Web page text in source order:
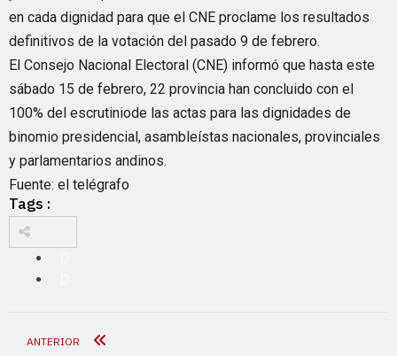
en cada dignidad para que el CNE proclame los resultados
definitivos de la votación del pasado 9 de febrero.
El Consejo Nacional Electoral (CNE) informó que hasta este
sábado 15 de febrero, 22 provincia han concluido con el
100% del escrutiniode las actas para las dignidades de
binomio presidencial, asambleístas nacionales, provinciales
y parlamentarios andinos.
Fuente: el telégrafo
Tags :
ANTERIOR